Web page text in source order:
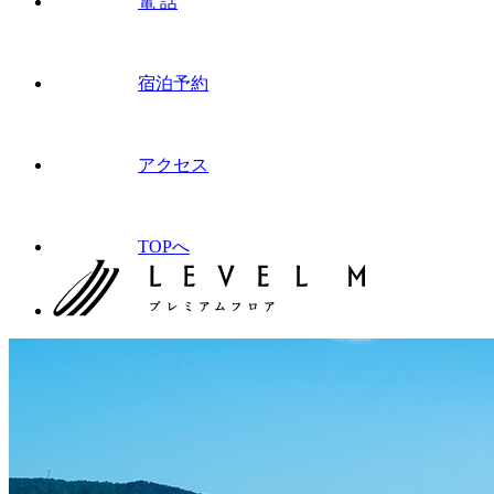
宿泊予約
アクセス
TOPへ